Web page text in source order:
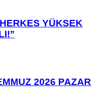
YÜKSEK
2026 PAZAR